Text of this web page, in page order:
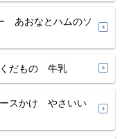
あおなとハムのソ
だもの 牛乳
スかけ やさいい